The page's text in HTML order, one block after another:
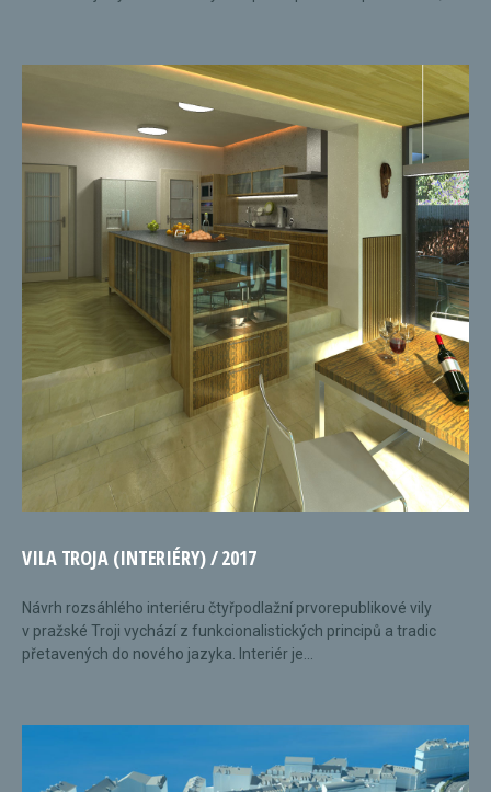
VILA TROJA (INTERIÉRY) / 2017
Návrh rozsáhlého interiéru čtyřpodlažní prvorepublikové vily
v pražské Troji vychází z funkcionalistických principů a tradic
přetavených do nového jazyka. Interiér je...